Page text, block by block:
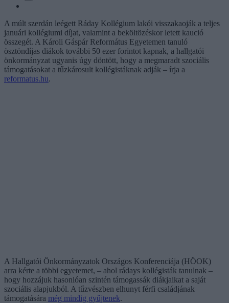
A múlt szerdán leégett Ráday Kollégium lakói visszakaoják a teljes
januári kollégiumi díjat, valamint a beköltözéskor letett kaució
összegét. A Károli Gáspár Református Egyetemen tanuló
ösztöndíjas diákok további 50 ezer forintot kapnak, a hallgatói
önkormányzat ugyanis úgy döntött, hogy a megmaradt szociális
támogatásokat a tűzkárosult kollégistáknak adják – írja a
reformatus.hu.
A Hallgatói Önkormányzatok Országos Konferenciája (HÖOK)
arra kérte a többi egyetemet, – ahol rádays kollégisták tanulnak –
hogy hozzájuk hasonlóan szintén támogassák diákjaikat a saját
szociális alapjukból. A tűzvészben elhunyt férfi családjának
támogatására még mindig gyűjtenek.